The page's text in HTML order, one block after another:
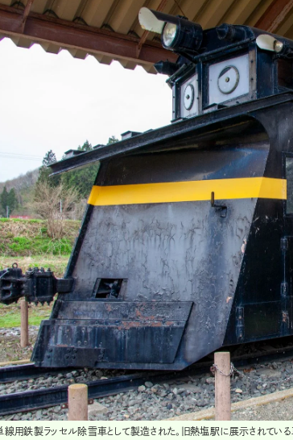
線用鉄製ラッセル除雪車として製造された。旧熱塩駅に展示されてい